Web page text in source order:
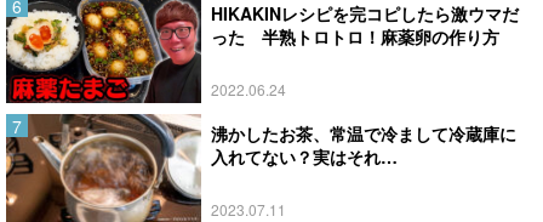
HIKAKINレシピを完コピしたら激ウマだ
った 半熟トロトロ！麻薬卵の作り方
2022.06.24
沸かしたお茶、常温で冷まして冷蔵庫に
入れてない？実はそれ…
2023.07.11